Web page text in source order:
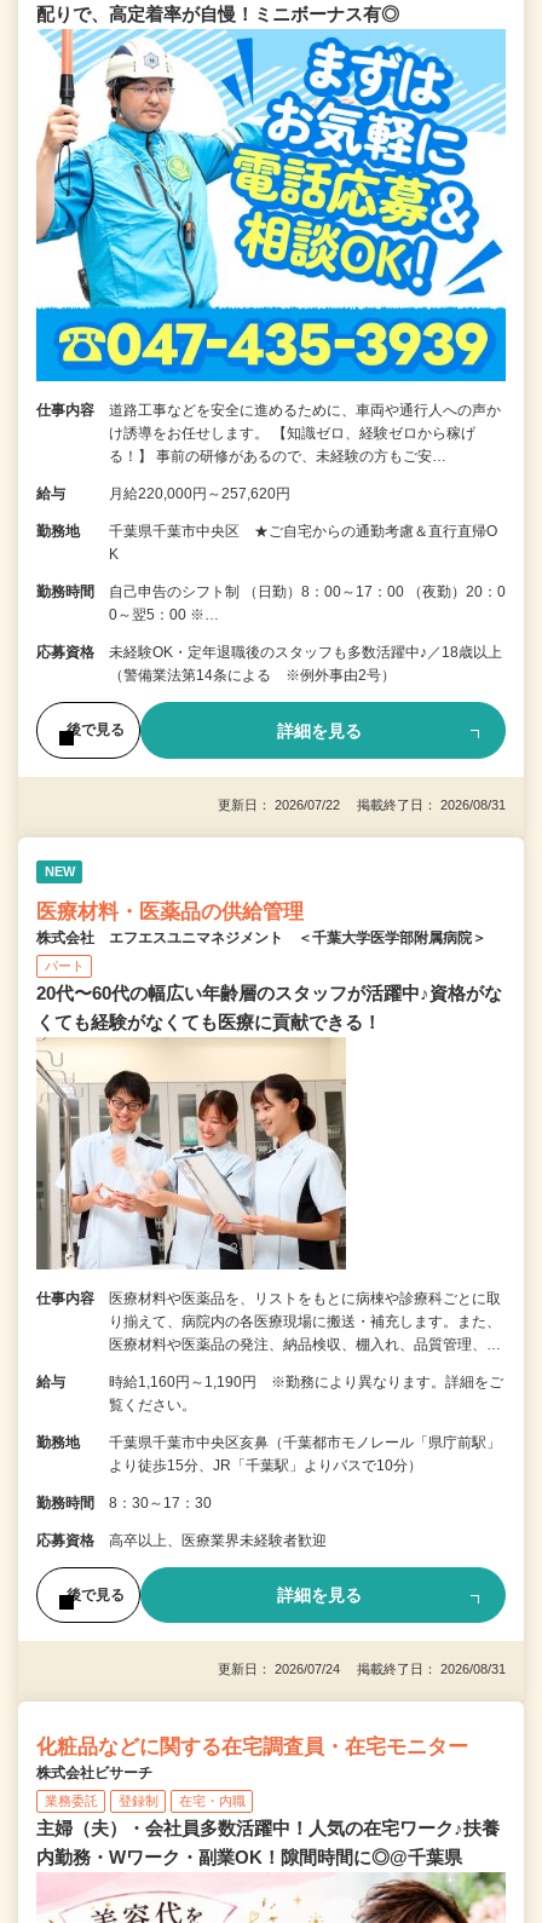
配りで、高定着率が自慢！ミニボーナス有◎
仕事内容
道路工事などを安全に進めるために、車両や通行人への声か
け誘導をお任せします。 【知識ゼロ、経験ゼロから稼げ
る！】 事前の研修があるので、未経験の方もご安…
給与 月給220,000円～257,620円
勤務地
千葉県千葉市中央区 ★ご自宅からの通勤考慮＆直行直帰O
K
勤務時間
自己申告のシフト制 （日勤）8：00～17：00 （夜勤）20：0
0～翌5：00 ※…
応募資格
未経験OK・定年退職後のスタッフも多数活躍中♪／18歳以上
（警備業法第14条による ※例外事由2号）
後で見る 詳細を見る
更新日： 2026/07/22 掲載終了日： 2026/08/31
NEW
医療材料・医薬品の供給管理
株式会社 エフエスユニマネジメント ＜千葉大学医学部附属病院＞
パート
20代〜60代の幅広い年齢層のスタッフが活躍中♪資格がな
くても経験がなくても医療に貢献できる！
仕事内容
医療材料や医薬品を、リストをもとに病棟や診療科ごとに取
り揃えて、病院内の各医療現場に搬送・補充します。また、
医療材料や医薬品の発注、納品検収、棚入れ、品質管理、…
給与
時給1,160円～1,190円 ※勤務により異なります。詳細をご
覧ください。
勤務地
千葉県千葉市中央区亥鼻（千葉都市モノレール「県庁前駅」
より徒歩15分、JR「千葉駅」よりバスで10分）
勤務時間 8：30～17：30
応募資格 高卒以上、医療業界未経験者歓迎
後で見る 詳細を見る
更新日： 2026/07/24 掲載終了日： 2026/08/31
化粧品などに関する在宅調査員・在宅モニター
株式会社ビサーチ
業務委託 登録制 在宅・内職
主婦（夫）・会社員多数活躍中！人気の在宅ワーク♪扶養
内勤務・Wワーク・副業OK！隙間時間に◎@千葉県